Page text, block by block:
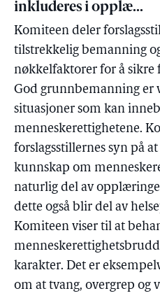
inkluderes i opplæ...
Komiteen deler
tilstrekkelig bemanning
nøkkelfaktorer for å sikre
God grunnbemanning er
situasjoner som kan
menneskerettighetene.
forslagsstillernes syn på
kunnskap om
naturlig del av
dette også blir del av
Komiteen viser til at
karakter. Det er
om at tvang, overgrep og